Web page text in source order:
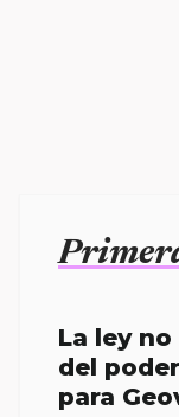
La ley
del
para